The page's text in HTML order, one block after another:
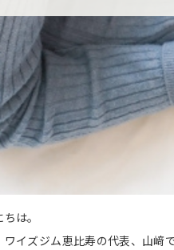
は。
イズジム恵比寿の代表、山﨑で